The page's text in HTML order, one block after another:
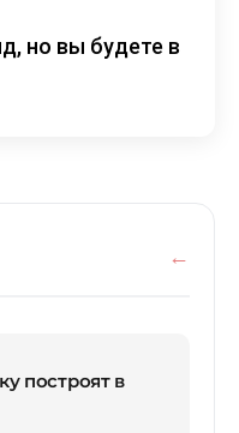
но вы будете в
построят в